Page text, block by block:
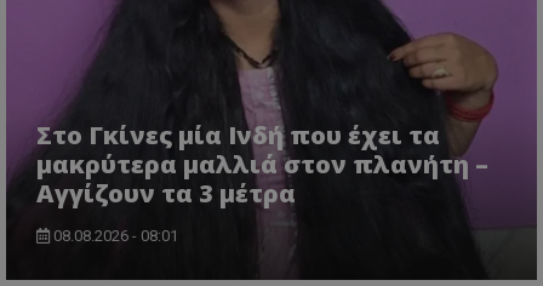
Στο Γκίνες μία Ινδή που έχει τα
μακρύτερα μαλλιά στον πλανήτη –
Αγγίζουν τα 3 μέτρα
08.08.2026 - 08:01
ASP.NET_SessionId
Microsoft Corporation